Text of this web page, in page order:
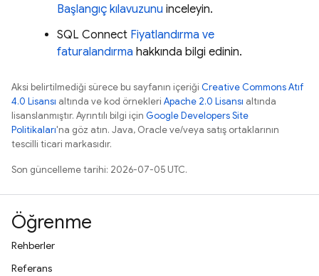
Başlangıç kılavuzunu inceleyin.
SQL Connect Fiyatlandırma ve
faturalandırma hakkında bilgi edinin.
Aksi belirtilmediği sürece bu sayfanın içeriği Creative Commons Atıf
4.0 Lisansı altında ve kod örnekleri Apache 2.0 Lisansı altında
lisanslanmıştır. Ayrıntılı bilgi için Google Developers Site
Politikaları'na göz atın. Java, Oracle ve/veya satış ortaklarının
tescilli ticari markasıdır.
Son güncelleme tarihi: 2026-07-05 UTC.
Öğrenme
Rehberler
Referans